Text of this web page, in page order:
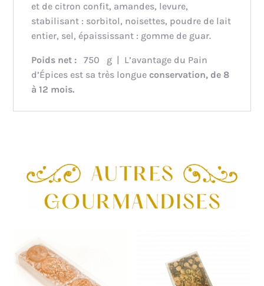
et de citron confit, amandes, levure,
stabilisant : sorbitol, noisettes, poudre de lait
entier, sel, épaississant : gomme de guar.
Poids net :750 g | L’avantage du Pain
d’Épices est sa très longue conservation, de 8
à 12 mois.